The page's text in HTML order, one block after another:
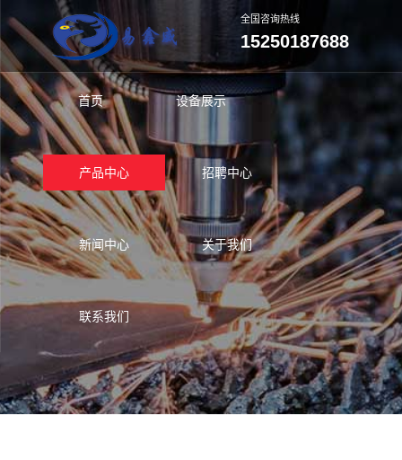
全国咨询热线
15250187688
首页 设备展示
产品中心 招聘中心
新闻中心 关于我们
联系我们